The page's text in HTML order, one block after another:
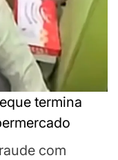
termina
com